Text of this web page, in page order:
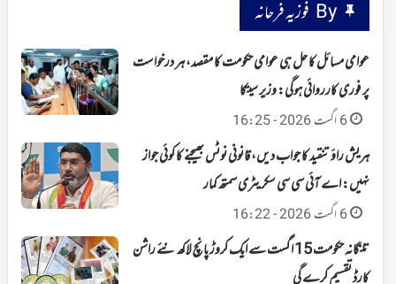
By فوزیہ فرحانہ
عوامی مسائل کا حل ہی عوامی حکومت کا مقصد، ہر درخواست
پر فوری کارروائی ہوگی: وزیر سیتکا
6 اگست 2026 - 16:25
ہریش راؤ تنقید کا جواب دیں، قانونی نوٹس بھیجنے کا کوئی جواز
نہیں: اے آئی سی سی سکریٹری سمتھ کمار
6 اگست 2026 - 16:22
تلنگانہ حکومت 15 اگست سے ایک کروڑ پانچ لاکھ نئے راشن